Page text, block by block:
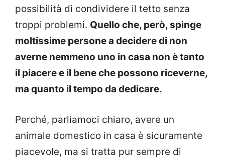
possibilità di condividere il tetto senza
troppi problemi. Quello che, però, spinge
moltissime persone a decidere di non
averne nemmeno uno in casa non è tanto
il piacere e il bene che possono riceverne,
ma quanto il tempo da dedicare.
Perché, parliamoci chiaro, avere un
animale domestico in casa è sicuramente
piacevole, ma si tratta pur sempre di